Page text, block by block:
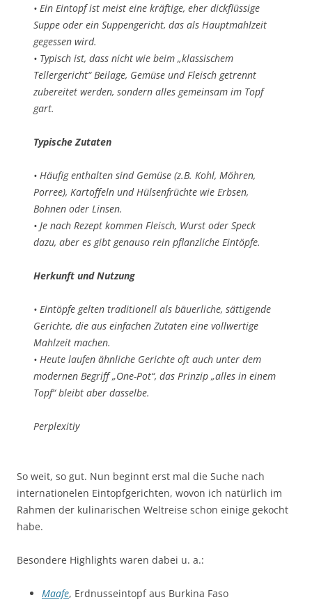
• Ein Eintopf ist meist eine kräftige, eher dickflüssige
Suppe oder ein Suppengericht, das als Hauptmahlzeit
gegessen wird.
• Typisch ist, dass nicht wie beim „klassischem
Tellergericht“ Beilage, Gemüse und Fleisch getrennt
zubereitet werden, sondern alles gemeinsam im Topf
gart.
Typische Zutaten
• Häufig enthalten sind Gemüse (z.B. Kohl, Möhren,
Porree), Kartoffeln und Hülsenfrüchte wie Erbsen,
Bohnen oder Linsen.
• Je nach Rezept kommen Fleisch, Wurst oder Speck
dazu, aber es gibt genauso rein pflanzliche Eintöpfe.
Herkunft und Nutzung
• Eintöpfe gelten traditionell als bäuerliche, sättigende
Gerichte, die aus einfachen Zutaten eine vollwertige
Mahlzeit machen.
• Heute laufen ähnliche Gerichte oft auch unter dem
modernen Begriff „One-Pot“, das Prinzip „alles in einem
Topf“ bleibt aber dasselbe.
Perplexitiy
So weit, so gut. Nun beginnt erst mal die Suche nach
internationelen Eintopfgerichten, wovon ich natürlich im
Rahmen der kulinarischen Weltreise schon einige gekocht
habe.
Besondere Highlights waren dabei u. a.:
Maafe, Erdnusseintopf aus Burkina Faso